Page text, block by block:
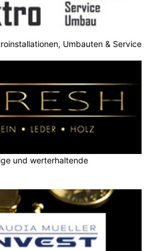
Umbauten & Service
und werterhaltende